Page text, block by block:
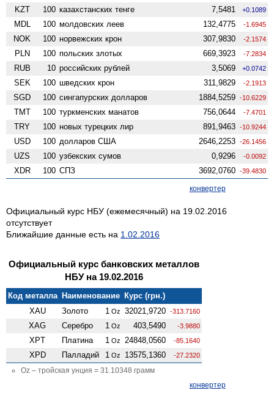
KZT 100 казахстанских тенге 7,5481 +0.1089
MDL 100 молдовских леев 132,4775 -1.6945
NOK 100 норвежских крон 307,9830 -2.1574
PLN 100 польских злотых 669,3923 -7.2834
RUB 10 российских рублей 3,5069 +0.0742
SEK 100 шведских крон 311,9829 -2.1913
SGD 100 сингапурских долларов 1884,5259 -10.6229
TMT 100 туркменских манатов 756,0644 -7.4701
TRY 100 новых турецких лир 891,9463 -10.9244
USD 100 долларов США 2646,2253 -26.1456
UZS 100 узбекских сумов 0,9296 -0.0092
XDR 100 СПЗ 3692,0760 -39.4830
конвертер
Официальный курс НБУ (ежемесячный) на 19.02.2016
отсутствует
Ближайшие данные есть на 1.02.2016
Официальный курс банковских металлов
НБУ на 19.02.2016
Код металла Наименование Курс (грн.)
XAU
Золото 1 Oz 32021,9720 -313.7160
XAG Серебро 1 Oz 403,5490 -3.9880
XPT Платина 1 Oz 24848,0560 -85.1640
XPD Палладий 1 Oz 13575,1360 -27.2320
Oz – тройская унция = 31.10348 грамм
конвертер